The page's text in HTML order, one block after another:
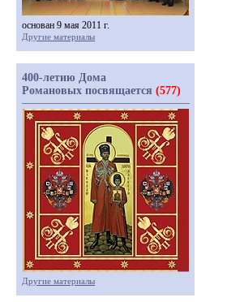
основан 9 мая 2011 г.
Другие материалы
400-летию Дома
Романовых посвящается (577)
Другие материалы